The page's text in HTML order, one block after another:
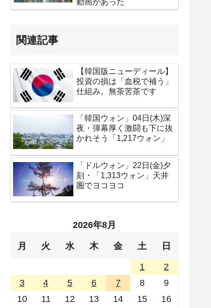
関連記事
【韓国版ニューディール】
投資の損は「血税で補う」
仕組み。無茶苦茶です
「韓国ウォン」04日(木)深
夜・弾幕厚く激闘も下に抜
かれそう「1,217ウォン」
「ドルウォン」22日(金)夕
刻・「1,313ウォン」天井
圏でヨコヨコ
2026年8月
月 火 水 木 金 土 日
1
2
3
4 5 6 7 8
9
10
11 12 13 14 15
16